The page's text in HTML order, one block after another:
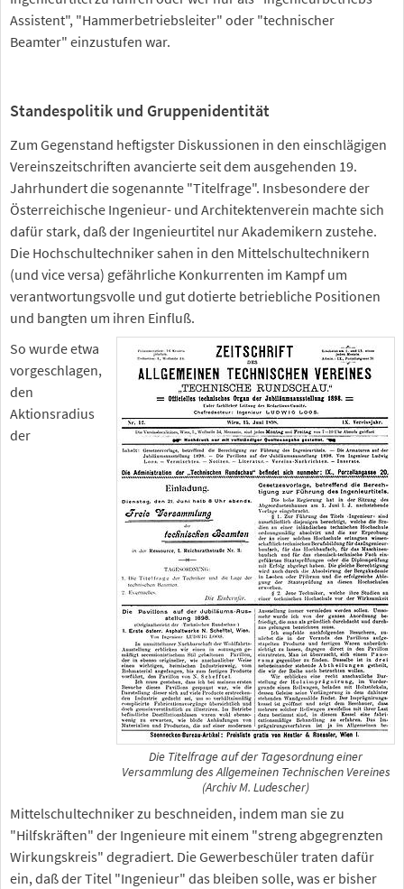
Assistent", "Hammerbetriebsleiter" oder "technischer
Beamter" einzustufen war.
Standespolitik und Gruppenidentität
Zum Gegenstand heftigster Diskussionen in den einschlägigen
Vereinszeitschriften avancierte seit dem ausgehenden 19.
Jahrhundert die sogenannte "Titelfrage". Insbesondere der
Österreichische Ingenieur- und Architektenverein machte sich
dafür stark, daß der Ingenieurtitel nur Akademikern zustehe.
Die Hochschultechniker sahen in den Mittelschultechnikern
(und vice versa) gefährliche Konkurrenten im Kampf um
verantwortungsvolle und gut dotierte betriebliche Positionen
und bangten um ihren Einfluß.
Die Titelfrage auf der Tagesordnung einer
Versammlung des Allgemeinen Technischen Vereines
(Archiv M. Ludescher)
So wurde etwa
vorgeschlagen,
den
Aktionsradius
der
Mittelschultechniker zu beschneiden, indem man sie zu
"Hilfskräften" der Ingenieure mit einem "streng abgegrenzten
Wirkungskreis" degradiert. Die Gewerbeschüler traten dafür
ein, daß der Titel "Ingenieur" das bleiben solle, was er bisher